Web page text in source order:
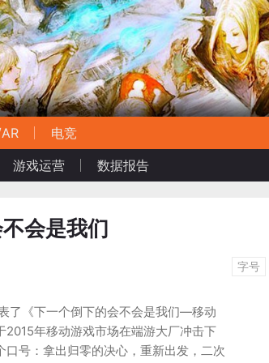
电竞
游戏运营 数据报告
会是我们
字号
了《下一个倒下的会不会是我们—移动
年移动游戏市场在端游大厂冲击下
号：拿出归零的决心，重新出发，二次